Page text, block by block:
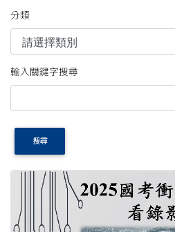
分類
輸入關鍵字搜尋
搜尋